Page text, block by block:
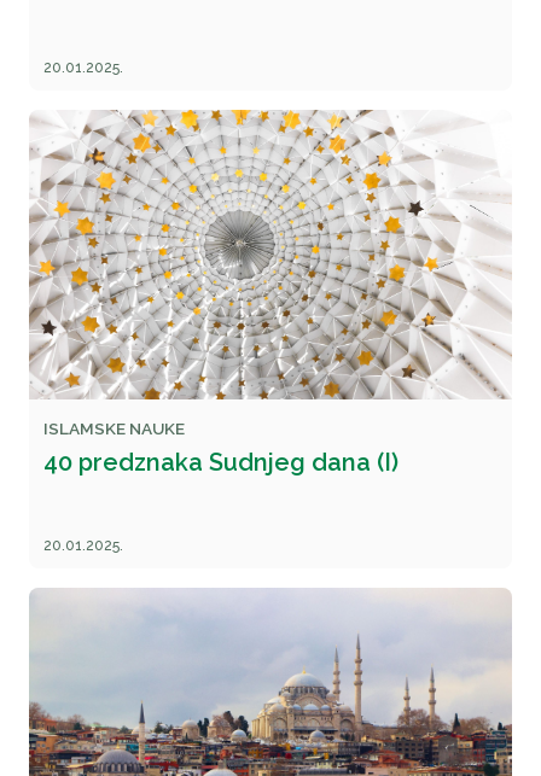
20.01.2025.
ISLAMSKE NAUKE
40 predznaka Sudnjeg dana (I)
20.01.2025.